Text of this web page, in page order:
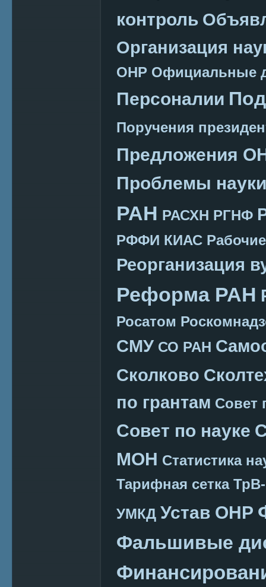
контроль
Организация
ОНР Официальные
Персоналии
Поручения
Предложения
Проблемы науки
РАН РАСХН РГНФ
РФФИ КИАС
Реорганизация
Реформа РАН
Росатом
СМУ СО РАН
Сколково
по грантам Совет
Совет по науке
МОН Статистика
Тарифная сетка
УМКД Устав ОНР
Фальшивые